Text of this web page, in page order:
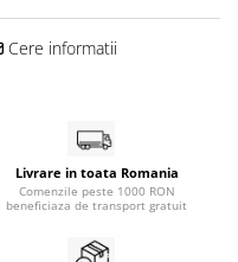
Cere informatii
Livrare in toata Romania
Comenzile peste 1000 RON
beneficiaza de transport gratuit